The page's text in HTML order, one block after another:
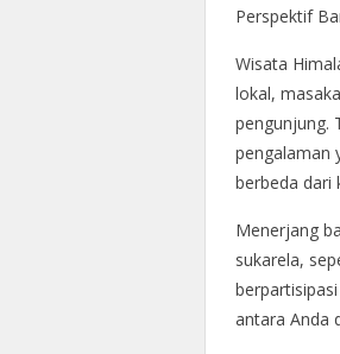
Perspektif
Wisata
lokal,
pengunjung.
pengalaman
berbeda dari
Menerjang
sukarela,
antara Anda